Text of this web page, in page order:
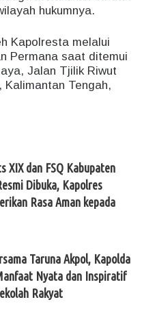
hukumnya.
Kapolresta melalui
Permana saat ditemui
Jalan Tjilik Riwut
Kalimantan Tengah,
XIX dan FSQ Kabupaten
Dibuka, Kapolres
Rasa Aman kepada
Taruna Akpol, Kapolda
Nyata dan Inspiratif
Rakyat